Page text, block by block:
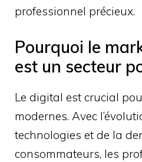
professionnel précieux.
Pourquoi le
est un secteur
Le digital est crucial
modernes. Avec
technologies et de la
consommateurs, les